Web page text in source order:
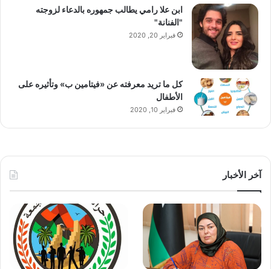
ابن علا رامي يطالب جمهوره بالدعاء لزوجته
"الفنانة"
فبراير 20, 2020
كل ما تريد معرفته عن «فيتامين ب» وتأثيره على
الأطفال
فبراير 10, 2020
آخر الأخبار